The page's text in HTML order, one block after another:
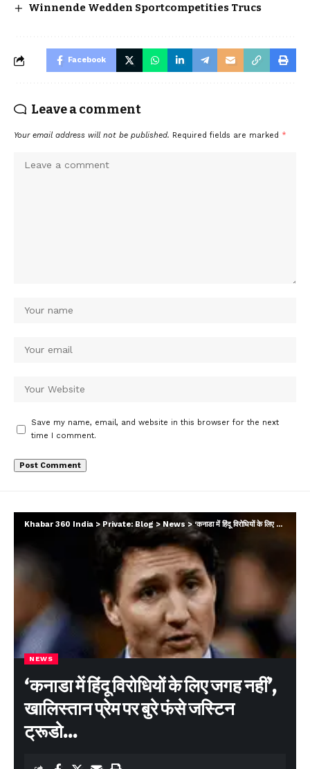
Winnende Wedden Sportcompetities Trucs
Facebook
Leave a comment
Your email address will not be published. Required fields are marked *
Save my name, email, and website in this browser for the next
time I comment.
Khabar 360 India > Private: Blog>News >‘कनाडा में हिंदू विरोधियों के लिए जगह नहीं’, खालिस्तान प्रेम पर बुरे फंसे जस्टिन ट्रूडो…
NEWS
‘कनाडा में हिंदू विरोधियों के लिए जगह नहीं’,
खालिस्तान प्रेम पर बुरे फंसे जस्टिन
ट्रूडो…